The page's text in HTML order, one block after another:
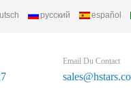
русский español
Email Du Contact